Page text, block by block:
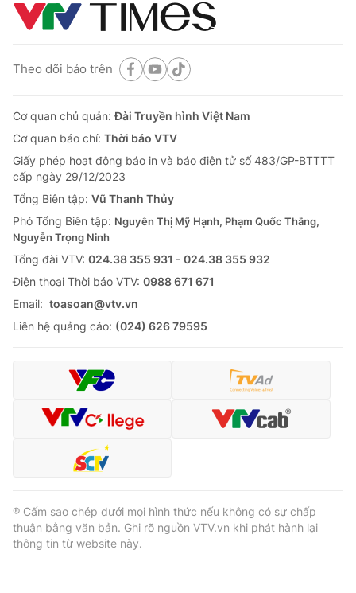
Theo dõi báo trên
Cơ quan chủ quản:Đài Truyền hình Việt Nam
Cơ quan báo chí: Thời báo VTV
Giấy phép hoạt động báo in và báo điện tử số 483/GP-BTTTT
cấp ngày 29/12/2023
Tổng Biên tập: Vũ Thanh Thủy
Phó Tổng Biên tập: Nguyễn Thị Mỹ Hạnh, Phạm Quốc Thắng,
Nguyễn Trọng Ninh
Tổng đài VTV: 024.38 355 931 - 024.38 355 932
Ðiện thoại Thời báo VTV: 0988 671 671
Email: toasoan@vtv.vn
Liên hệ quảng cáo: (024) 626 79595
® Cấm sao chép dưới mọi hình thức nếu không có sự chấp
thuận bằng văn bản. Ghi rõ nguồn VTV.vn khi phát hành lại
thông tin từ website này.